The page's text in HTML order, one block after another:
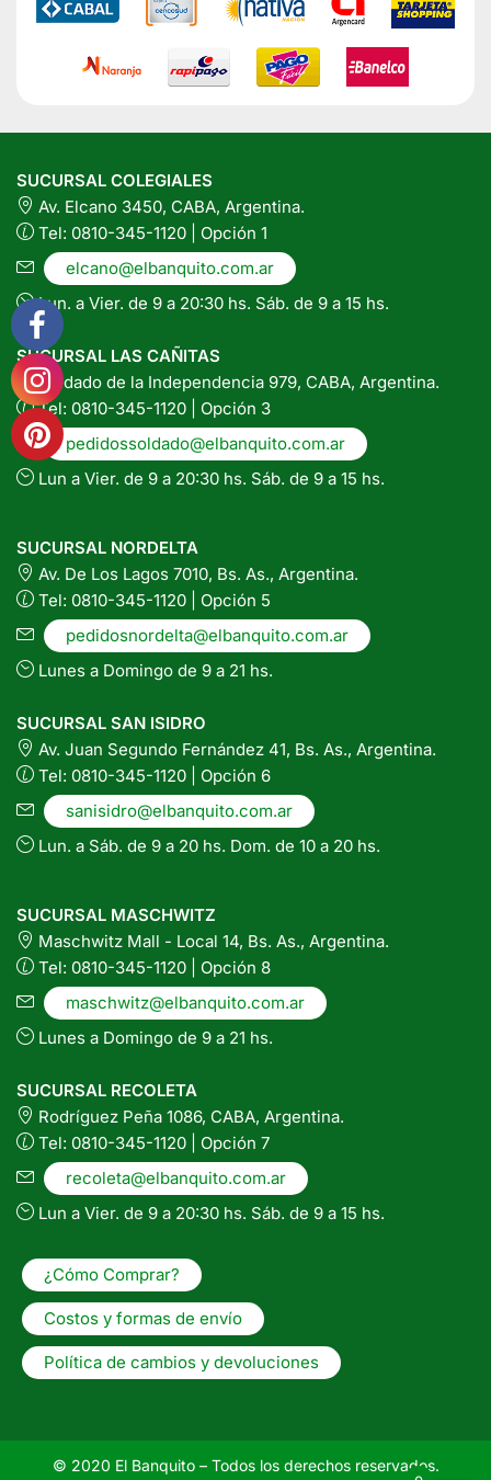
SUCURSAL COLEGIALES
Av. Elcano 3450, CABA, Argentina.
Tel: 0810-345-1120 | Opción 1
elcano@elbanquito.com.ar
Lun. a Vier. de 9 a 20:30 hs. Sáb. de 9 a 15 hs.
SUCURSAL LAS CAÑITAS
Soldado de la Independencia 979, CABA, Argentina.
Tel: 0810-345-1120 | Opción 3
pedidossoldado@elbanquito.com.ar
Lun a Vier. de 9 a 20:30 hs. Sáb. de 9 a 15 hs.
SUCURSAL NORDELTA
Av. De Los Lagos 7010, Bs. As., Argentina.
Tel: 0810-345-1120 | Opción 5
pedidosnordelta@elbanquito.com.ar
Lunes a Domingo de 9 a 21 hs.
SUCURSAL SAN ISIDRO
Av. Juan Segundo Fernández 41, Bs. As., Argentina.
Tel: 0810-345-1120 | Opción 6
sanisidro@elbanquito.com.ar
Lun. a Sáb. de 9 a 20 hs. Dom. de 10 a 20 hs.
SUCURSAL MASCHWITZ
Maschwitz Mall - Local 14, Bs. As., Argentina.
Tel: 0810-345-1120 | Opción 8
maschwitz@elbanquito.com.ar
Lunes a Domingo de 9 a 21 hs.
SUCURSAL RECOLETA
Rodríguez Peña 1086, CABA, Argentina.
Tel: 0810-345-1120 | Opción 7
recoleta@elbanquito.com.ar
Lun a Vier. de 9 a 20:30 hs. Sáb. de 9 a 15 hs.
¿Cómo Comprar?
Costos y formas de envío
Política de cambios y devoluciones
© 2020 El Banquito – Todos los derechos reservados.